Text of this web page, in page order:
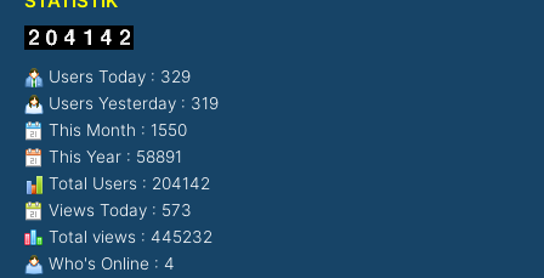
Users Today : 329
Users Yesterday : 319
This Month : 1550
This Year : 58891
Total Users : 204142
Views Today : 573
Total views : 445232
Who's Online : 4